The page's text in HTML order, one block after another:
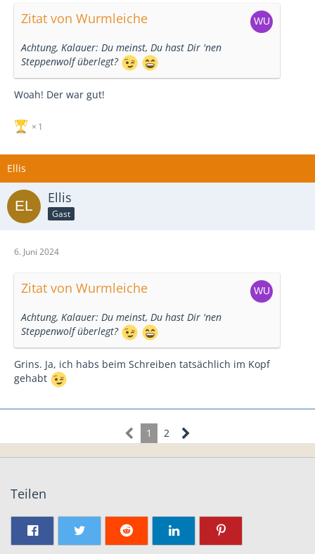
Zitat von Wurmleiche
Achtung, Kalauer: Du meinst, Du hast Dir 'nen
Steppenwolf überlegt?
Woah! Der war gut!
1
Ellis
Ellis
Gast
6. Juni 2024
Zitat von Wurmleiche
Achtung, Kalauer: Du meinst, Du hast Dir 'nen
Steppenwolf überlegt?
Grins. Ja, ich habs beim Schreiben tatsächlich im Kopf
gehabt
1 2
Teilen